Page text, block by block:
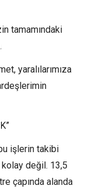
tamamındaki
yaralılarımıza
işlerin takibi
değil. 13,5
çapında alanda